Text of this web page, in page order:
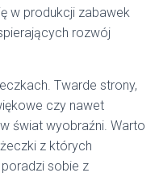
w produkcji zabawek
rozwój
Twarde strony,
czy nawet
świat wyobraźni. Warto
z których
sobie z